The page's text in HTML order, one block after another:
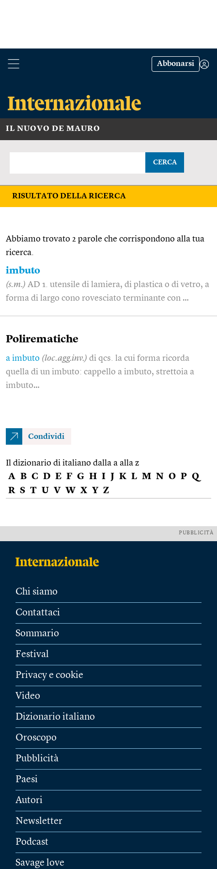
Abbonarsi
IL NUOVO DE MAURO
CERCA
RISULTATO DELLA RICERCA
Abbiamo trovato 2 parole che corrispondono alla tua
ricerca.
imbuto
(s.m.) AD 1. utensile di lamiera, di plastica o di vetro, a
forma di largo cono rovesciato terminante con …
Polirematiche
a imbuto (loc.agg.inv.) di qcs. la cui forma ricorda
quella di un imbuto: cappello a imbuto, strettoia a
imbuto…
Condividi
Il dizionario di italiano dalla a alla z
A B C D E F G H I J K L M N O P Q
R S T U V W X Y Z
PUBBLICITÀ
Chi siamo
Contattaci
Sommario
Festival
Privacy e cookie
Video
Dizionario italiano
Oroscopo
Pubblicità
Paesi
Autori
Newsletter
Podcast
Savage love